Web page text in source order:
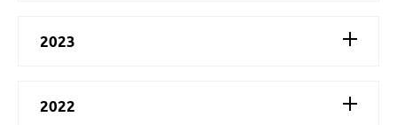
2023
2022